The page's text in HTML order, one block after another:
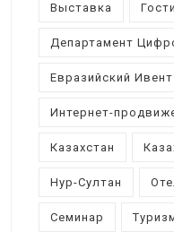
Выставка
Департамент
Евразийский
Интернет-
Казахстан
Нур-Султан
Семинар